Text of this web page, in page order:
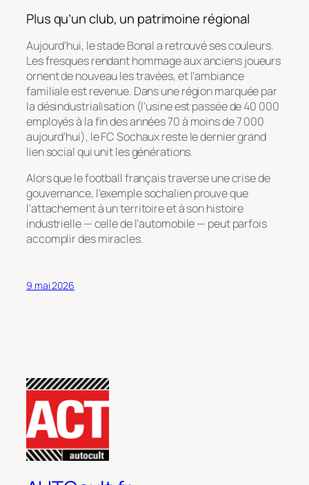
Plus qu’un club, un patrimoine régional
Aujourd’hui, le stade Bonal a retrouvé ses couleurs.
Les fresques rendant hommage aux anciens joueurs
ornent de nouveau les travées, et l’ambiance
familiale est revenue. Dans une région marquée par
la désindustrialisation (l’usine est passée de 40 000
employés à la fin des années 70 à moins de 7 000
aujourd’hui), le FC Sochaux reste le dernier grand
lien social qui unit les générations.
Alors que le football français traverse une crise de
gouvernance, l’exemple sochalien prouve que
l’attachement à un territoire et à son histoire
industrielle — celle de l’automobile — peut parfois
accomplir des miracles.
9 mai 2026